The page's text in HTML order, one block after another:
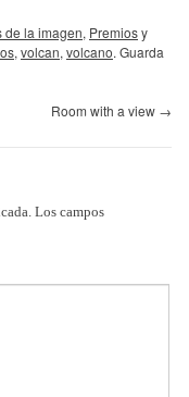
de la imagen, Premiosy
, volcan, volcano. Guarda
Room with a view →
Los campos